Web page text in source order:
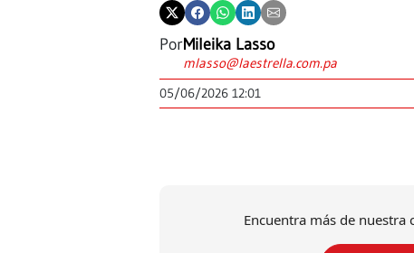
PorMileika Lasso
mlasso@laestrella.com.pa
05/06/2026 12:01
Encuentra más de